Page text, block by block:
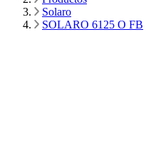
Solaro
SOLARO 6125 O FB